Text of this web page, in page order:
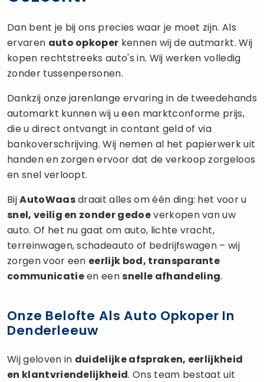
Dan bent je bij ons precies waar je moet zijn. Als
ervaren auto opkoper kennen wij de autmarkt. Wij
kopen rechtstreeks auto's in. Wij werken volledig
zonder tussenpersonen.
Dankzij onze jarenlange ervaring in de tweedehands
automarkt kunnen wij u een marktconforme prijs,
die u direct ontvangt in contant geld of via
bankoverschrijving. Wij nemen al het papierwerk uit
handen en zorgen ervoor dat de verkoop zorgeloos
en snel verloopt.
BijAutoWaasdraait alles om één ding: het voor u
snel, veilig en zonder gedoeverkopen van uw
auto. Of het nu gaat om auto, lichte vracht,
terreinwagen, schadeauto of bedrijfswagen – wij
zorgen voor een eerlijk bod, transparante
communicatieen eensnelle afhandeling.
Onze Belofte Als Auto Opkoper In
Denderleeuw
Wij geloven in duidelijke afspraken, eerlijkheid
en klantvriendelijkheid. Ons team bestaat uit